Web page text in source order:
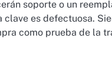
soporte o un
clave es defectuosa.
como prueba de la